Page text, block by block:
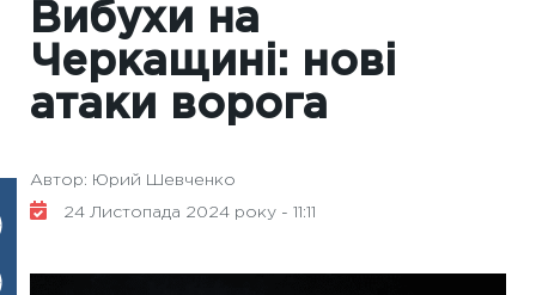
Вибухи на
Черкащині: нові
атаки ворога
Автор: Юрий Шевченко
24 Листопада 2024 року - 11:11